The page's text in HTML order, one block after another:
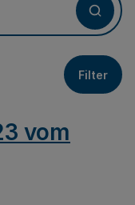
Filter
vom